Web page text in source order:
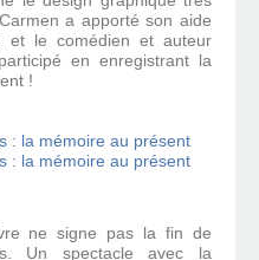
a apporté son aide
et le comédien et auteur
en enregistrant la
!
ne signe pas la fin de
Un spectacle avec la